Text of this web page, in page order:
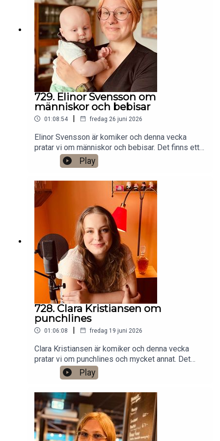
Stockholm. Min film Serietecknaren finns nu på
VHS SF
Anytime!https://www.gardenfors.comSwish:
0760724728X: @gardenforsInstagram:
@gardenfors
729. Elinor Svensson om
människor och bebisar
01:08:54 | fredag 26 juni 2026
Elinor Svensson är komiker och denna vecka
pratar vi om människor och bebisar. Det finns ett
bonusavsnitt på 34 minuter för dig som donerar
valfri summa till den här podden på Patreon:
https://www.patreon.com/arkivsamtalFestar! Ny
turné med Simon Gärdenfors och Anton
Magnusson 2026.Jag har andra standupgig i bl.a.
Stockholm. Min film Serietecknaren finns nu på
Anytime!https://www.gardenfors.comSwish:
0760724728X: @gardenforsInstagram:
@gardenfors
Play
728. Clara Kristiansen om
punchlines
01:06:08 | fredag 19 juni 2026
Clara Kristiansen är komiker och denna vecka
pratar vi om punchlines och mycket annat. Det
finns ett bonusavsnitt på 39 minuter för dig som
donerar valfri summa till den här podden på
Patreon:
https://www.patreon.com/arkivsamtalFestar! Ny
turné med Simon Gärdenfors och Anton
Magnusson 2026.Jag har andra standupgig i bl.a.
Stockholm. Min film Serietecknaren finns nu på
Play